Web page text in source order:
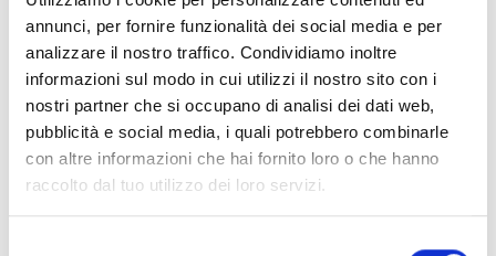
annunci, per fornire funzionalità dei social media e per
analizzare il nostro traffico. Condividiamo inoltre
informazioni sul modo in cui utilizzi il nostro sito con i
nostri partner che si occupano di analisi dei dati web,
pubblicità e social media, i quali potrebbero combinarle
con altre informazioni che hai fornito loro o che hanno
raccolto dal tuo utilizzo dei loro servizi.
während die Streulinse für eine gleichmäßige
Lichtverteilung sorgt. Die rote Aufschrift „FIRE“
erhöht die Erkennbarkeit in Notfallsituationen.
Der Betrieb erfolgt mit einer
Versorgungsspannung von 3 VDC oder 24 VDC.
Mit der Schutzart IP42 bietet das Gerät Schutz
gegen feste Fremdkörper und Tropfwasser.